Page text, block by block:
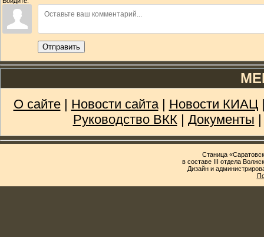
Отправить
О сайте| Новости сайта| Новости КИАЦ
Руководство ВКК| Документы
Станица
в составе III отдела
Дизайн и